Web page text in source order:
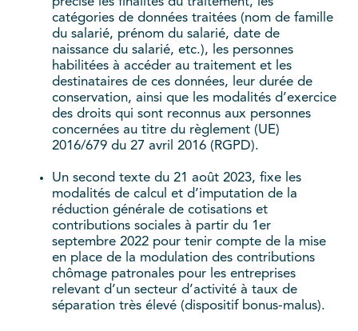
catégories de données traitées (nom de famille
du salarié, prénom du salarié, date de
naissance du salarié, etc.), les personnes
habilitées à accéder au traitement et les
destinataires de ces données, leur durée de
conservation, ainsi que les modalités d’exercice
des droits qui sont reconnus aux personnes
concernées au titre du règlement (UE)
2016/679 du 27 avril 2016 (RGPD).
Un second texte du 21 août 2023, fixe les
modalités de calcul et d’imputation de la
réduction générale de cotisations et
contributions sociales à partir du 1er
septembre 2022 pour tenir compte de la mise
en place de la modulation des contributions
chômage patronales pour les entreprises
relevant d’un secteur d’activité à taux de
séparation très élevé (dispositif bonus-malus).